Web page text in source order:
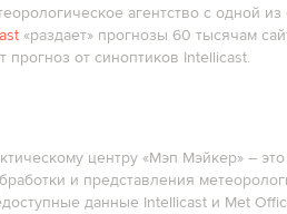
агентство с одной
«раздает» прогнозы 60 тысячам
прогноз от синоптиков Intellicast.
центру «Мэп Мэйкер» –
и представления
данные Intellicast и Met